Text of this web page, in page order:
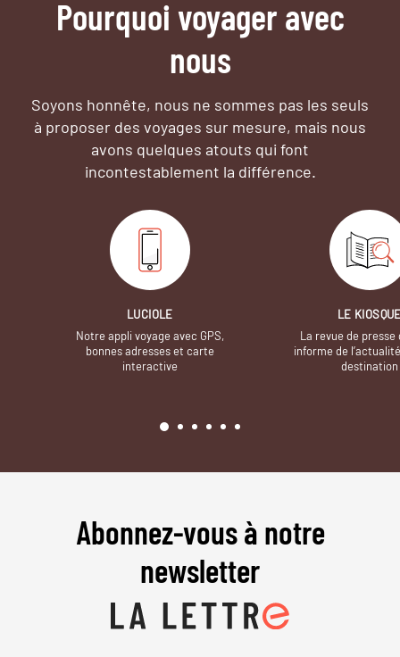
Pourquoi voyager avec
nous
Soyons honnête, nous ne sommes pas les seuls
à proposer des voyages sur mesure, mais nous
avons quelques atouts qui font
incontestablement la différence.
LUCIOLE
Notre appli voyage avec GPS,
bonnes adresses et carte
interactive
LE
La revue de presse
informe de
destination
Abonnez-vous à notre
newsletter